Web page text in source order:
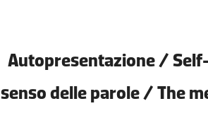
Autopresentazione /
delle parole / The